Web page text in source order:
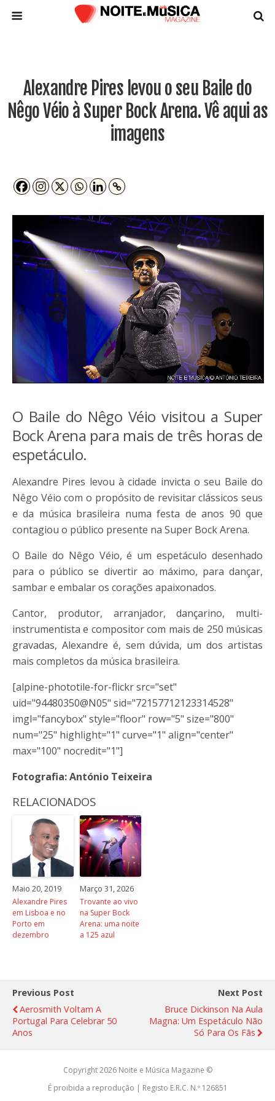
Alexandre Pires levou o seu Baile do
Nêgo Véio à Super Bock Arena. Vê aqui as
imagens
O Baile do Nêgo Véio visitou a Super
Bock Arena para mais de três horas de
espetáculo.
Alexandre Pires levou à cidade invicta o seu Baile do
Nêgo Véio com o propósito de revisitar clássicos seus
e da música brasileira numa festa de anos 90 que
contagiou o público presente na Super Bock Arena.
O Baile do Nêgo Véio, é um espetáculo desenhado
para o público se divertir ao máximo, para dançar,
sambar e embalar os corações apaixonados.
Cantor, produtor, arranjador, dançarino, multi-
instrumentista e compositor com mais de 250 músicas
gravadas, Alexandre é, sem dúvida, um dos artistas
mais completos da música brasileira.
[alpine-phototile-for-flickr src="set"
uid="94480350@N05" sid="72157712123314528"
imgl="fancybox" style="floor" row="5" size="800"
num="25" highlight="1" curve="1" align="center"
max="100" nocredit="1"]
Fotografia: António Teixeira
RELACIONADOS
Maio 20, 2019
Alexandre Pires
em Lisboa e no
Porto em
dezembro
Março 31, 2026
Trovante ao vivo
na Super Bock
Arena: uma noite
a 125 azul
Previous Post
Aerosmith Voltam A
Portugal Para Celebrar 50
Anos
Next Post
Bruce Dickinson Na Aula
Magna: Um Espetáculo Não
Só Para Os Fãs
Copyright 2026 Noite e Música Magazine ©
É proibida a reprodução | Registo E.R.C. N.º 126851